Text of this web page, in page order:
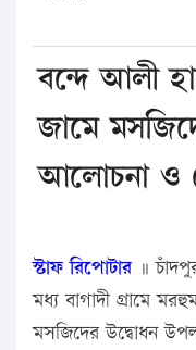
বন্দে আলী
জামে
আলোচনা ও
স্টাফ রিপোটার ॥
মধ্য বাগাদী গ্রামে
মসজিদের উদ্বোধন